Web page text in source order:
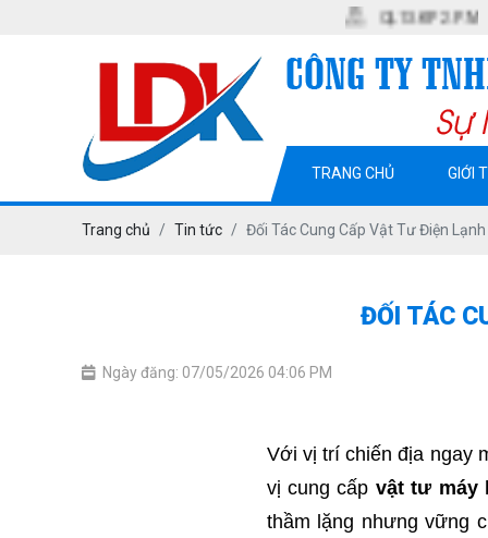
QL13. KP2. P. MỸ PHƯỚC.
TRANG CHỦ GIỚI
Trang chủ Tin tức Đối Tác Cung Cấp Vật Tư Điện
ĐỐI TÁC
Ngày đăng: 07/05/2026 04:06 PM
Với vị trí chiến địa ngay
vị cung cấp vật tư máy
thầm lặng nhưng vững